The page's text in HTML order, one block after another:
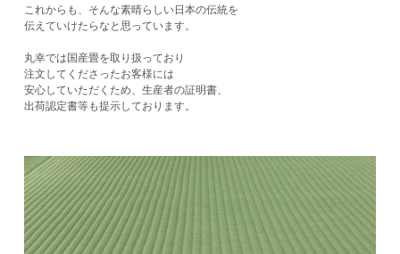
これからも、そんな素晴らしい日本の伝統を
伝えていけたらなと思っています。
丸幸では国産畳を取り扱っており
注文してくださったお客様には
​安心していただくため、生産者の証明書、
出荷認定書等も提示しております。